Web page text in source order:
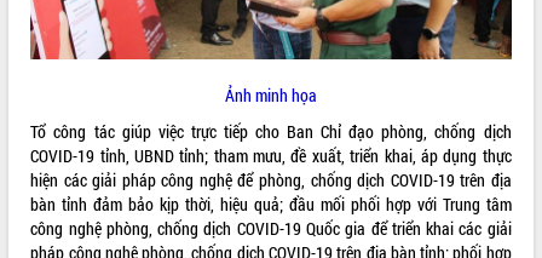
Ảnh minh họa
Tổ công tác giúp việc trực tiếp cho Ban Chỉ đạo phòng, chống dịch
COVID-19 tỉnh, UBND tỉnh; tham mưu, đề xuất, triển khai, áp dụng thực
hiện các giải pháp công nghệ để phòng, chống dịch COVID-19 trên địa
bàn tỉnh đảm bảo kịp thời, hiệu quả; đầu mối phối hợp với Trung tâm
công nghệ phòng, chống dịch COVID-19 Quốc gia để triển khai các giải
pháp công nghệ phòng, chống dịch COVID-19 trên địa bàn tỉnh; phối hợp